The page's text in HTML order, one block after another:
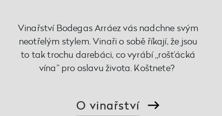
Vinařství Bodegas Arráez vás nadchne svým
neotřelým stylem. Vinaři o sobě říkají, že jsou
to tak trochu darebáci, co vyrábí „rošťácká
vína” pro oslavu života. Koštnete?
O vinařství